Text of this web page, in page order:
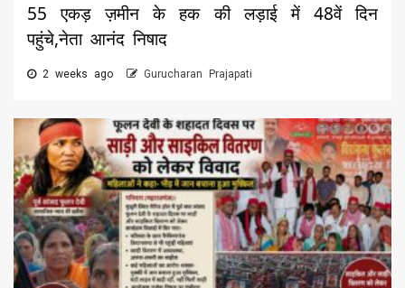
55 एकड़ ज़मीन के हक की लड़ाई में 48वें दिन
पहुंचे,नेता आनंद निषाद
2 weeks ago Gurucharan Prajapati